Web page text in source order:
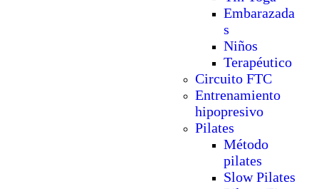
Embarazada
s
Niños
Terapéutico
Circuito FTC
Entrenamiento
hipopresivo
Pilates
Método
pilates
Slow Pilates